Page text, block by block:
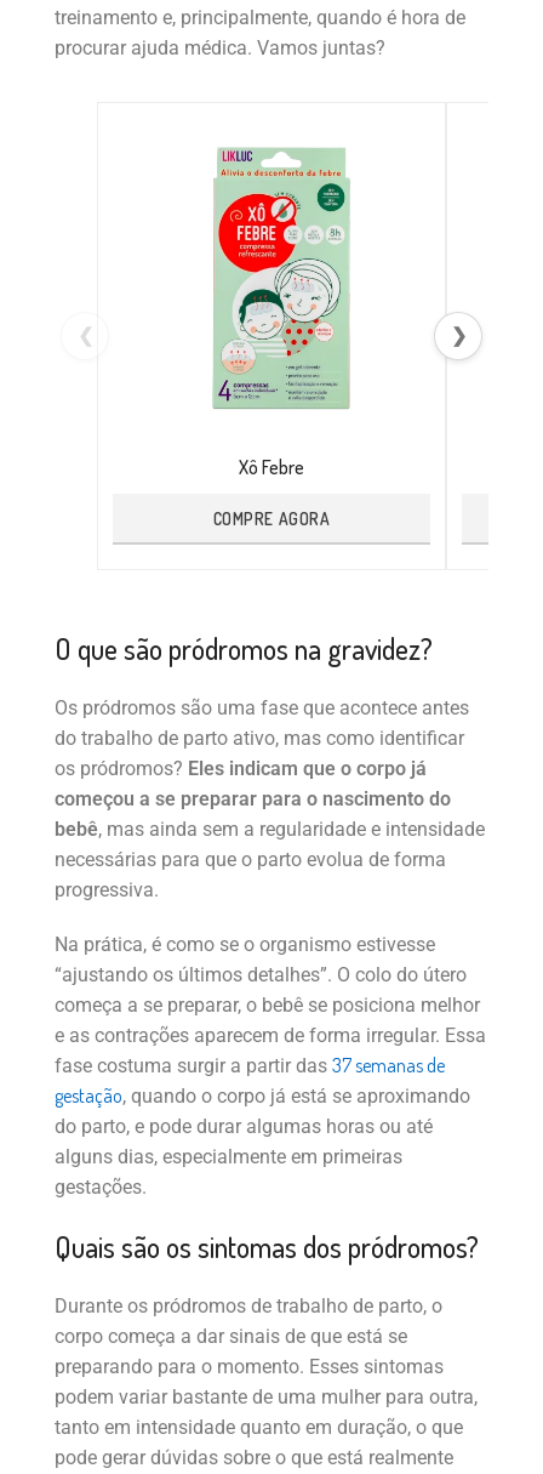
treinamento e, principalmente, quando é hora de
procurar ajuda médica. Vamos juntas?
❮
Xô Febre
COMPRE AGORA
❯
O que são pródromos na gravidez?
Os pródromos são uma fase que acontece antes
do trabalho de parto ativo, mas como identificar
os pródromos? Eles indicam que o corpo já
começou a se preparar para o nascimento do
bebê, mas ainda sem a regularidade e intensidade
necessárias para que o parto evolua de forma
progressiva.
Na prática, é como se o organismo estivesse
“ajustando os últimos detalhes”. O colo do útero
começa a se preparar, o bebê se posiciona melhor
e as contrações aparecem de forma irregular. Essa
fase costuma surgir a partir das 37 semanas de
gestação, quando o corpo já está se aproximando
do parto, e pode durar algumas horas ou até
alguns dias, especialmente em primeiras
gestações.
Quais são os sintomas dos pródromos?
Durante os pródromos de trabalho de parto, o
corpo começa a dar sinais de que está se
preparando para o momento. Esses sintomas
podem variar bastante de uma mulher para outra,
tanto em intensidade quanto em duração, o que
pode gerar dúvidas sobre o que está realmente